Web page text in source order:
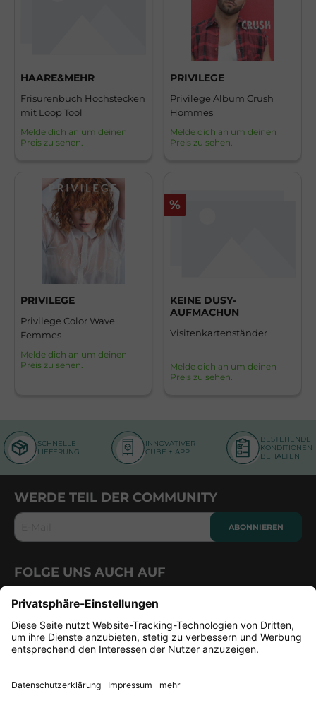
HAARE&MEHR
Frisurenbuch Hochstecken
mit Loop Tool
Melde dich an um deinen
Preis zu sehen.
PRIVILEGE
Privilege Album Crush
Hommes
Melde dich an um deinen
Preis zu sehen.
PRIVILEGE
Privilege Color Wave
Femmes
Melde dich an um deinen
Preis zu sehen.
%
KEINE DUSY-
AUFMACHUN
Visitenkartenständer
Melde dich an um deinen
Preis zu sehen.
SCHNELLE
LIEFERUNG
INNOVATIVER
CUBE + APP
BESTEHENDE
KONDITIONEN
BEHALTEN
WERDE TEIL DER COMMUNITY
E-Mail
ABONNIEREN
FOLGE UNS AUCH AUF
CUBE
PRODUKTE
ÜBER UNS